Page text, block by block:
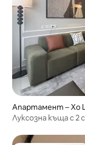
Апартамент – Хо
Луксозна къща с 2